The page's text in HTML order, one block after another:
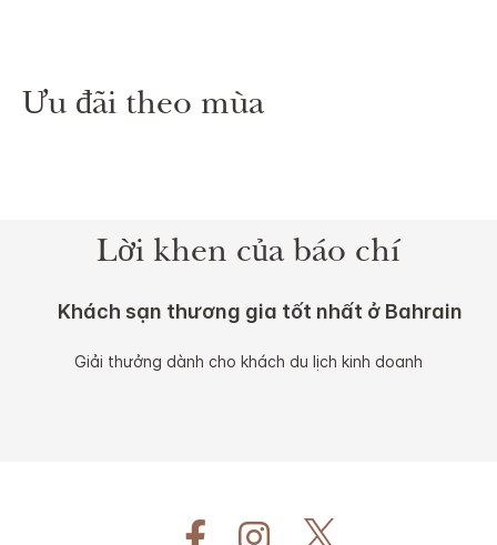
Ưu đãi theo mùa
Lời khen của báo chí
Khách sạn thương gia tốt nhất ở Bahrain
Giải thưởng dành cho khách du lịch kinh doanh